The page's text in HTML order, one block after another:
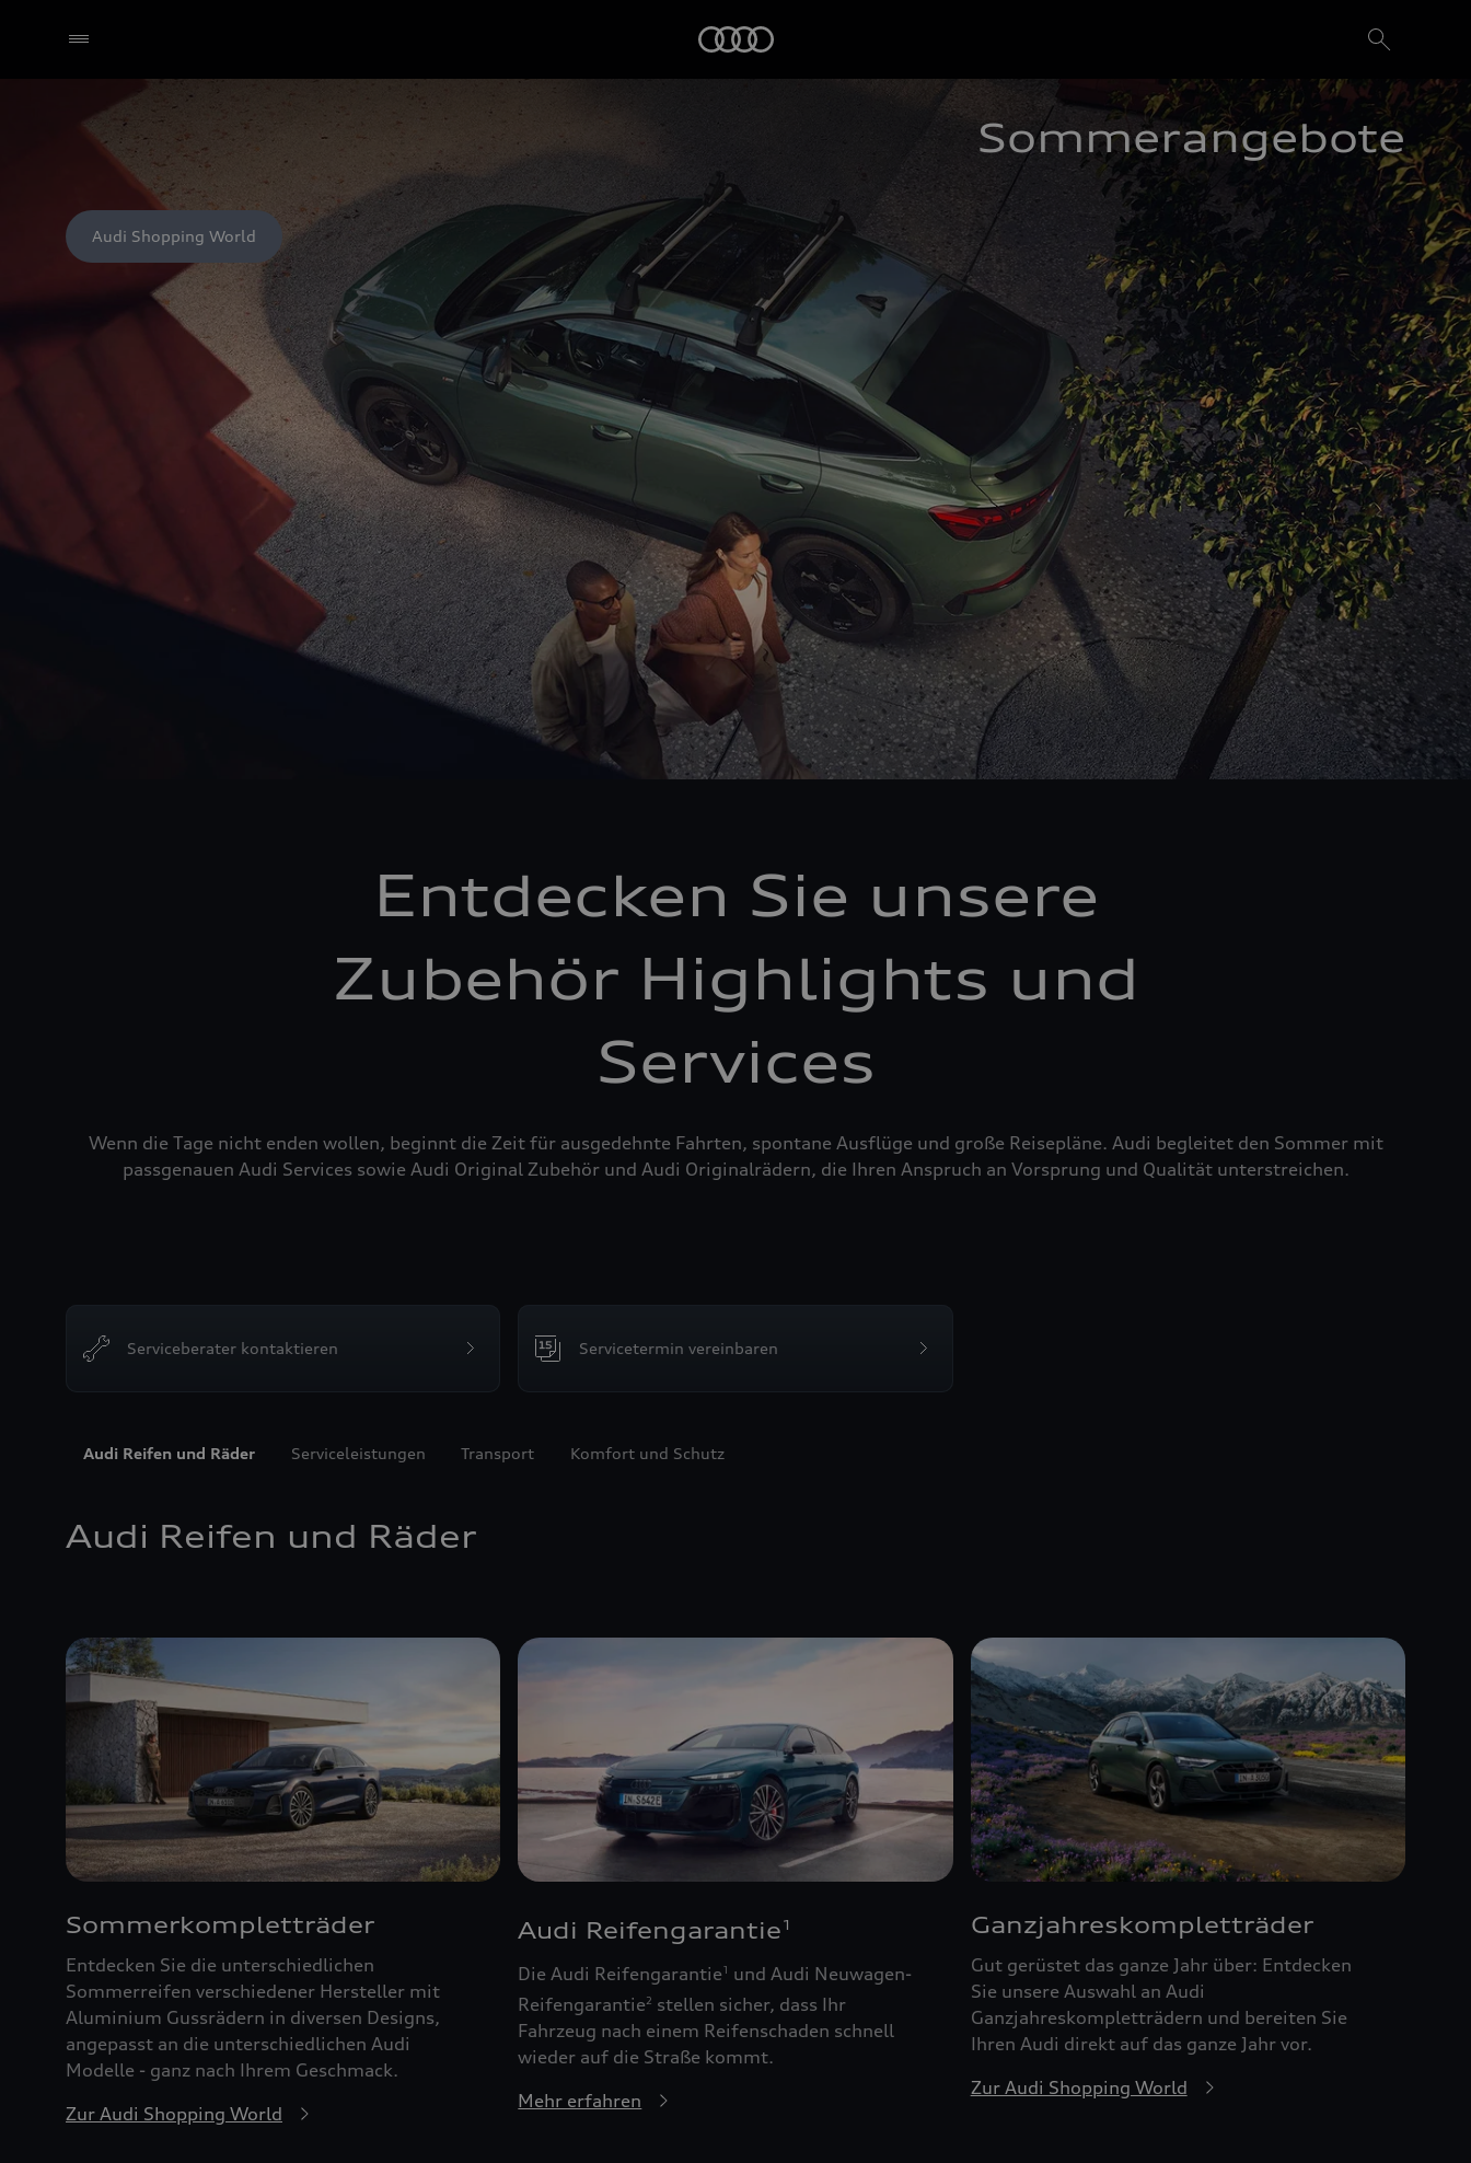
Sommerangebote
Audi Shopping World
Entdecken Sie unsere
Zubehör Highlights und
Services
Wenn die Tage nicht enden wollen, beginnt die Zeit für ausgedehnte Fahrten, spontane Ausflüge und große Reisepläne. Audi begleitet den Sommer mit
passgenauen Audi Services sowie Audi Original Zubehör und Audi Originalrädern, die Ihren Anspruch an Vorsprung und Qualität unterstreichen.
Serviceberater kontaktieren Servicetermin vereinbaren
Audi Reifen und Räder Serviceleistungen Transport Komfort und Schutz
Audi Reifen und Räder
Sommerkompletträder
Entdecken Sie die unterschiedlichen
Sommerreifen verschiedener Hersteller mit
Aluminium Gussrädern in diversen Designs,
angepasst an die unterschiedlichen Audi
Modelle - ganz nach Ihrem Geschmack.
Zur Audi Shopping World
Audi Reifengarantie 1
Die Audi Reifengarantie1
und Audi Neuwagen-
Reifengarantie2 stellen sicher, dass Ihr
Fahrzeug nach einem Reifenschaden schnell
wieder auf die Straße kommt.
Mehr erfahren
Ganzjahreskompletträder
Gut gerüstet das ganze Jahr über: Entdecken
Sie unsere Auswahl an Audi
Ganzjahreskompletträdern und bereiten Sie
Ihren Audi direkt auf das ganze Jahr vor.
Zur Audi Shopping World